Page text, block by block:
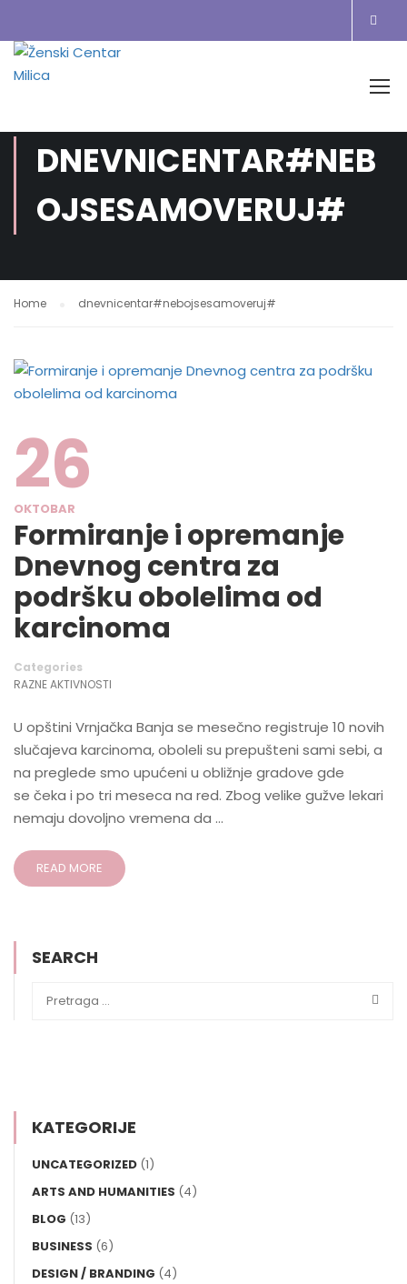
DNEVNICENTAR#NEB
OJSESAMOVERUJ#
Home dnevnicentar#nebojsesamoveruj#
26
OKTOBAR
Formiranje i opremanje
Dnevnog centra za
podršku obolelima od
karcinoma
Categories
RAZNE AKTIVNOSTI
U opštini Vrnjačka Banja se mesečno registruje 10 novih
slučajeva karcinoma, oboleli su prepušteni sami sebi, a
na preglede smo upućeni u obližnje gradove gde
se čeka i po tri meseca na red. Zbog velike gužve lekari
nemaju dovoljno vremena da …
READ MORE
SEARCH
KATEGORIJE
UNCATEGORIZED (1)
ARTS AND HUMANITIES (4)
BLOG (13)
BUSINESS (6)
DESIGN / BRANDING (4)